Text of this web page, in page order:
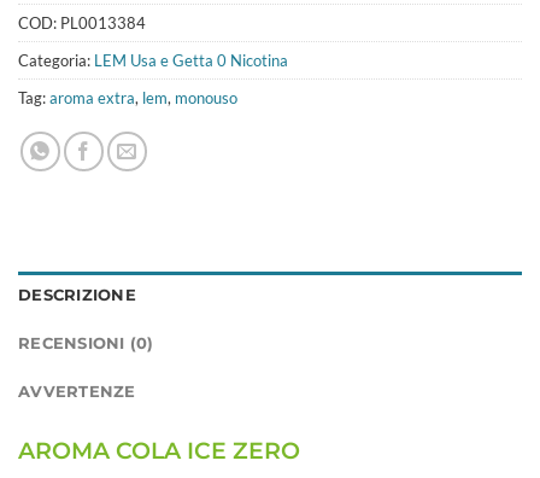
COD: PL0013384
Categoria: LEM Usa e Getta 0 Nicotina
Tag:aroma extra, lem, monouso
DESCRIZIONE
RECENSIONI (0)
AVVERTENZE
AROMA COLA ICE ZERO